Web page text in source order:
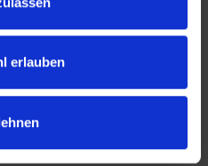
erlauben